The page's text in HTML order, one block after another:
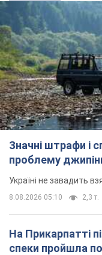
Значні штрафи і
проблему
Україні не завадить
8.08.2026 05:10 2,3 т.
На Прикарпатті
спеки пройшла